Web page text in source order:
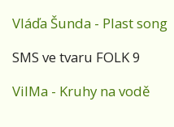
Vláďa Šunda - Plast song
SMS ve tvaru FOLK 9
VilMa - Kruhy na vodě